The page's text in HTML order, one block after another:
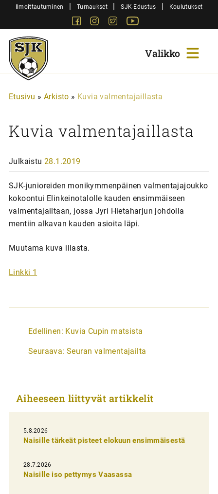
SiirryIlmoittautuminen | Turnaukset | SJK-Edustus | Koulutukset
FacebookInstagram
Twitter
Sjk-
Juniorit
Etusivu » Arkisto » Kuvia valmentajaillasta
Kuvia valmentajaillasta
Julkaistu 28.1.2019
SJK-junioreiden monikymmenpäinen valmentajajoukko
kokoontui Elinkeinotalolle kauden ensimmäiseen
valmentajailtaan, jossa Jyri Hietaharjun johdolla
mentiin alkavan kauden asioita läpi.
Muutama kuva illasta.
Linkki 1
A
t
k
e
l
i
e
n
Edellinen: Kuvia Cupin matsista
Seuraava: Seuran valmentajailta
Aiheeseen liittyvät artikkelit
5.8.2026
Naisille tärkeät pisteet elokuun ensimmäisestä
28.7.2026
Naisille iso pettymys Vaasassa